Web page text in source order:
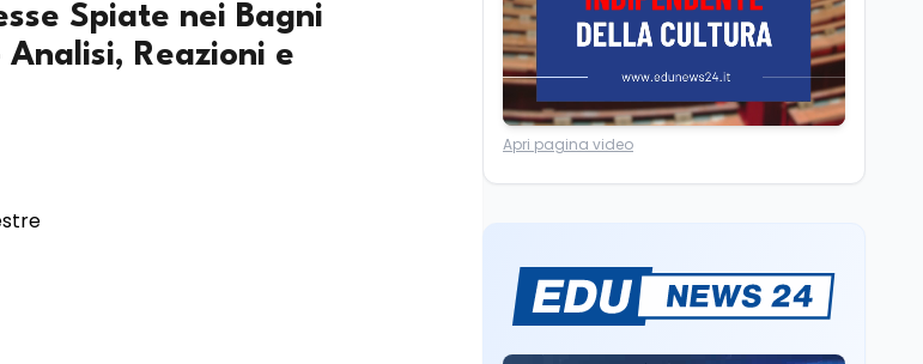
Spiate nei Bagni
Analisi, Reazioni e
A Nonthaburi il killer
14enne era bullizzato: la
Lavoro8 ago
Riforma del calcio, si
Mario Occhiuto
L'8 agosto è la Giornata
europea in memoria
delle vittime del lavoro.
Istituita dal Parlamento
Apri pagina video